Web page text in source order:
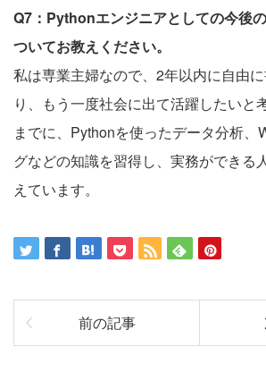
Q7：Pythonエンジニアとしての今後
ついてお教えください。
私は専業主婦なので、2年以内に自由
り、もう一度社会に出て活躍したいと
までに、Pythonを使ったデータ分析、
グなどの知識を習得し、実務ができる
えています。
前の記事